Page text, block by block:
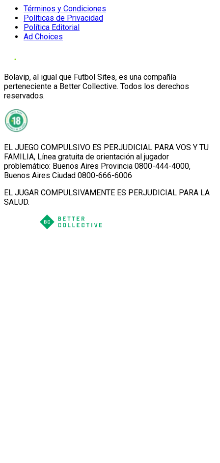
Términos y Condiciones
Políticas de Privacidad
Política Editorial
Ad Choices
Bolavip, al igual que Futbol Sites, es una compañía
perteneciente a Better Collective. Todos los derechos
reservados.
EL JUEGO COMPULSIVO ES PERJUDICIAL PARA VOS Y TU
FAMILIA, Línea gratuita de orientación al jugador
problemático: Buenos Aires Provincia 0800-444-4000,
Buenos Aires Ciudad 0800-666-6006
EL JUGAR COMPULSIVAMENTE ES PERJUDICIAL PARA LA
SALUD.